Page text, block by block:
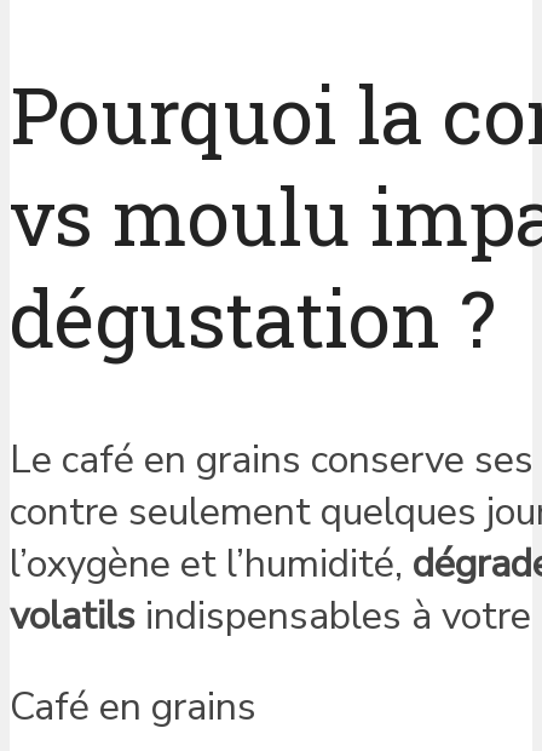
Pourquoi la
vs moulu
dégustation ?
Le café en grains conserve
contre seulement quelques
l’oxygène et l’humidité,
volatils indispensables à votre
Café en grains